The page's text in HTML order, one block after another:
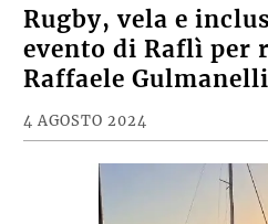
Rugby, vela e
evento di Raflì per
Raffaele Gulmanelli
4 AGOSTO 2024